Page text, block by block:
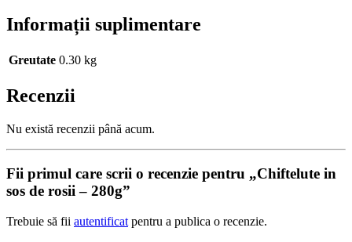
Informații suplimentare
Greutate 0.30 kg
Recenzii
Nu există recenzii până acum.
Fii primul care scrii o recenzie pentru „Chiftelute in
sos de rosii – 280g”
Trebuie să fii autentificat pentru a publica o recenzie.